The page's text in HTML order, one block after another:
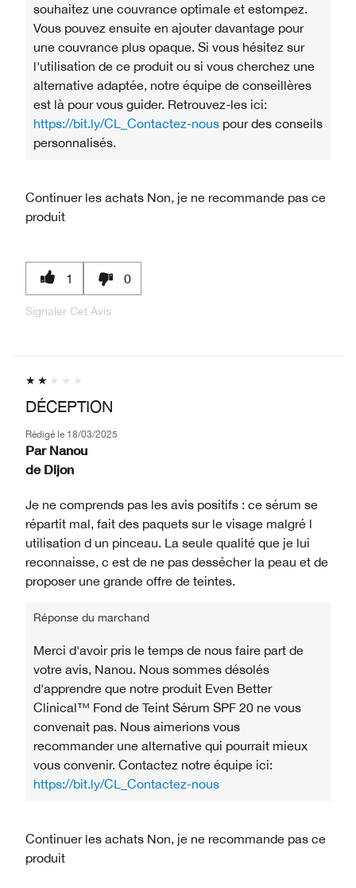
souhaitez une couvrance optimale et estompez.
Vous pouvez ensuite en ajouter davantage pour
une couvrance plus opaque. Si vous hésitez sur
l'utilisation de ce produit ou si vous cherchez une
alternative adaptée, notre équipe de conseillères
est là pour vous guider. Retrouvez-les ici:
https://bit.ly/CL_Contactez-nous pour des conseils
personnalisés.
Continuer les achats Non, je ne recommande pas ce
produit
1 0
Signaler Cet Avis
DÉCEPTION
Rédigé le 18/03/2025
Par Nanou
de Dijon
Je ne comprends pas les avis positifs : ce sérum se
répartit mal, fait des paquets sur le visage malgré l
utilisation d un pinceau. La seule qualité que je lui
reconnaisse, c est de ne pas dessécher la peau et de
proposer une grande offre de teintes.
Réponse du marchand
Merci d'avoir pris le temps de nous faire part de
votre avis, Nanou. Nous sommes désolés
d'apprendre que notre produit Even Better
Clinical™ Fond de Teint Sérum SPF 20 ne vous
convenait pas. Nous aimerions vous
recommander une alternative qui pourrait mieux
vous convenir. Contactez notre équipe ici:
https://bit.ly/CL_Contactez-nous
Continuer les achats Non, je ne recommande pas ce
produit